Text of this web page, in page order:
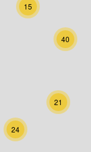
15
24
40
21